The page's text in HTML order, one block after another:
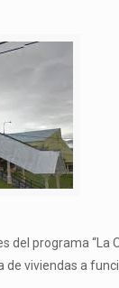
programa “La
viviendas a